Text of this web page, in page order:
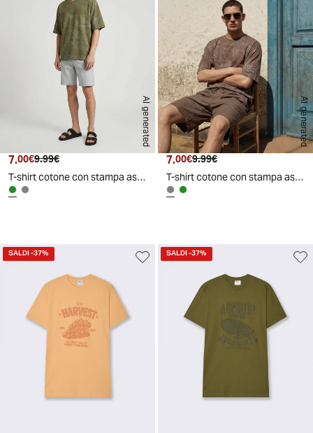
AI generated
Prezzo attuale
7.00€ Prezzo originale
9.99€
T-shirt cotone con stampa astratta all over - Verde oliva
AI generated
Prezzo attuale
7.00€ Prezzo originale
9.99€
T-shirt cotone con stampa astratta all over - Grigio fango
SALDI-37% SALDI-37%